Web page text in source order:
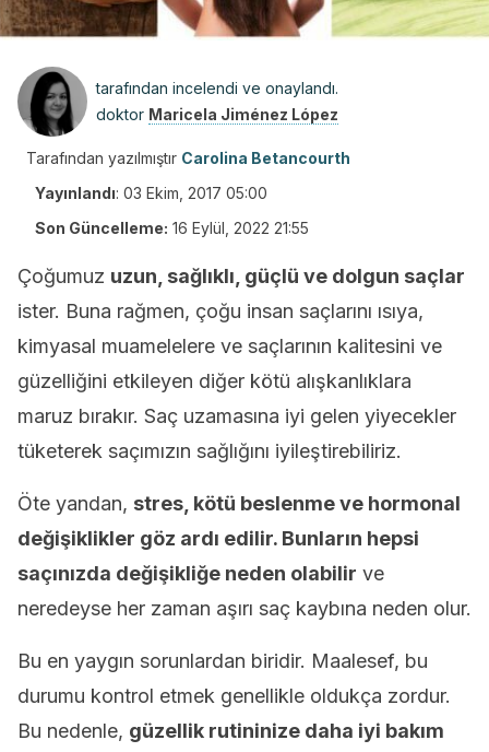
tarafından incelendi ve onaylandı.
doktor Maricela Jiménez López
Tarafından yazılmıştır Carolina Betancourth
Yayınlandı: 03 Ekim, 2017 05:00
Son Güncelleme: 16 Eylül, 2022 21:55
Çoğumuz uzun, sağlıklı, güçlü ve dolgun saçlar
ister. Buna rağmen, çoğu insan saçlarını ısıya,
kimyasal muamelelere ve saçlarının kalitesini ve
güzelliğini etkileyen diğer kötü alışkanlıklara
maruz bırakır. Saç uzamasına iyi gelen yiyecekler
tüketerek saçımızın sağlığını iyileştirebiliriz.
Öte yandan, stres, kötü beslenme ve hormonal
değişiklikler göz ardı edilir. Bunların hepsi
saçınızda değişikliğe neden olabilir ve
neredeyse her zaman aşırı saç kaybına neden olur.
Bu en yaygın sorunlardan biridir. Maalesef, bu
durumu kontrol etmek genellikle oldukça zordur.
Bu nedenle, güzellik rutininize daha iyi bakım